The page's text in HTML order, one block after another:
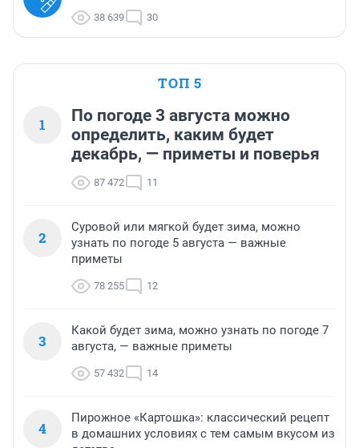
38 639 30
ТОП 5
1
По погоде 3 августа можно
определить, каким будет
декабрь, — приметы и поверья
87 472 11
2
Суровой или мягкой будет зима, можно
узнать по погоде 5 августа — важные
приметы
78 255 12
3
Какой будет зима, можно узнать по погоде 7
августа, — важные приметы
57 432 14
4
Пирожное «Картошка»: классический рецепт
в домашних условиях с тем самым вкусом из